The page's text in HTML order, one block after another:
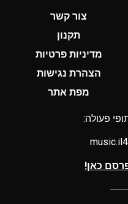
צור קשר
תקנון
מדיניות פרטיות
הצהרת נגישות
מפת אתר
פעולה:
כאן!